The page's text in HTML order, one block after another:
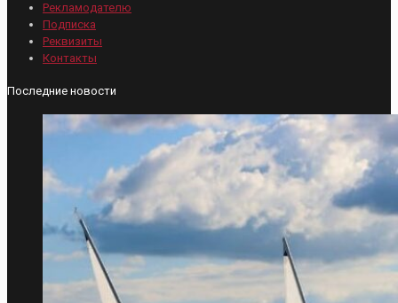
Рекламодателю
Подписка
Реквизиты
Контакты
Последние новости